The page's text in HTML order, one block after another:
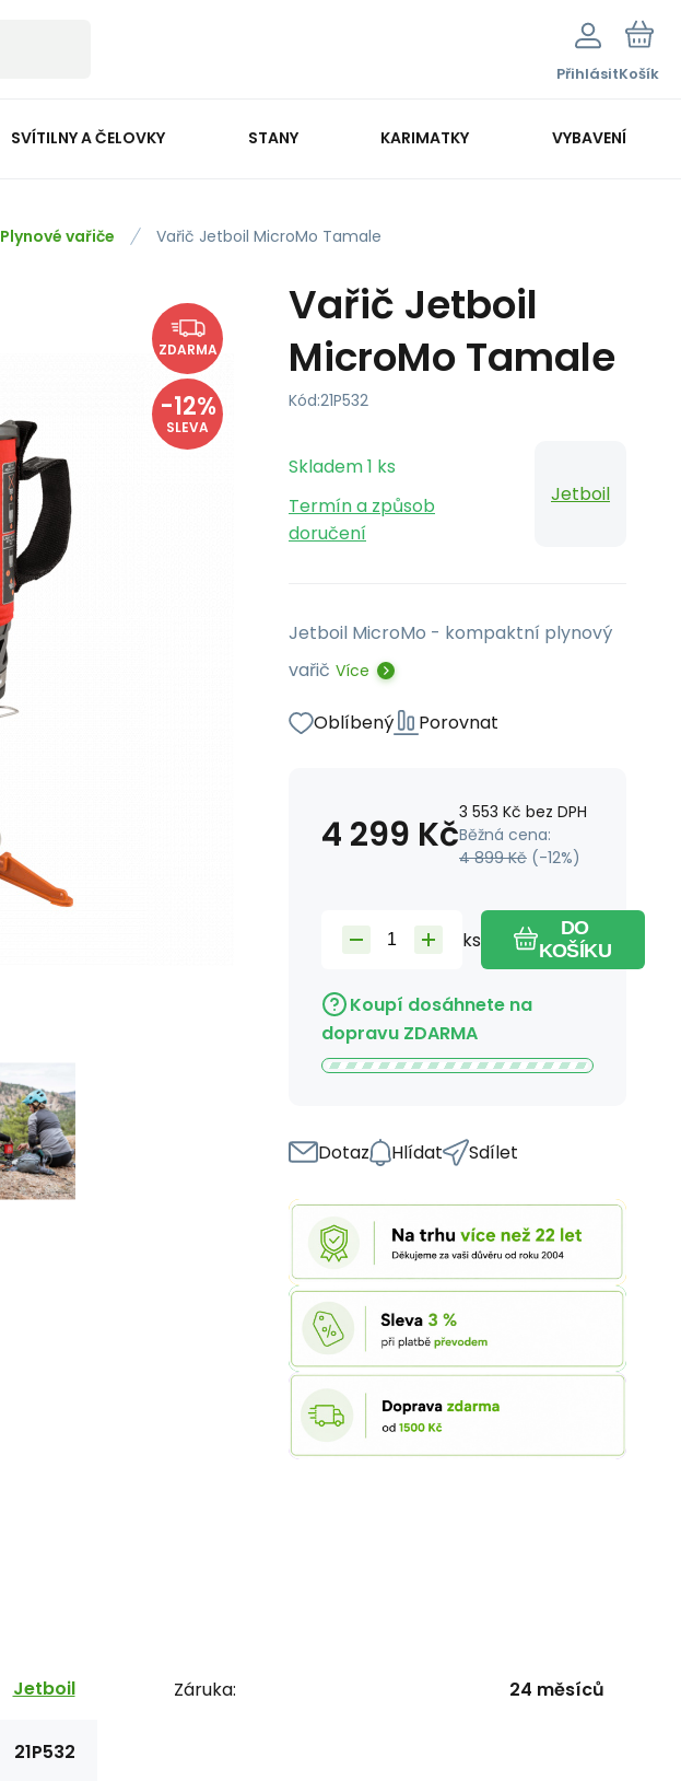
PřihlásitKošík
SVÍTILNY A ČELOVKY STANY KARIMATKY VYBAVENÍ
Plynové vařiče Vařič Jetboil MicroMo Tamale
ZDARMA
-12%
SLEVA
Vařič Jetboil
MicroMo Tamale
Kód:21P532
Skladem1 ks
Termín a způsob
doručení
Jetboil
Jetboil MicroMo - kompaktní plynový
vařič Více
Oblíbený Porovnat
4 299 Kč3 553 Kč bez DPH
Běžná cena:
4 899 Kč (-12%)
ks
DO
KOŠÍKU
Koupí dosáhnete na
dopravu ZDARMA
Dotaz Hlídat Sdílet
Jetboil
21P532
Záruka: 24 měsíců